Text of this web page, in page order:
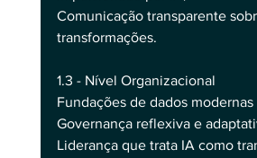
Comunicação transparente
transformações.
1.3 - Nível Organizacional
Fundações de dados modernas
Governança reflexiva e
Liderança que trata IA como